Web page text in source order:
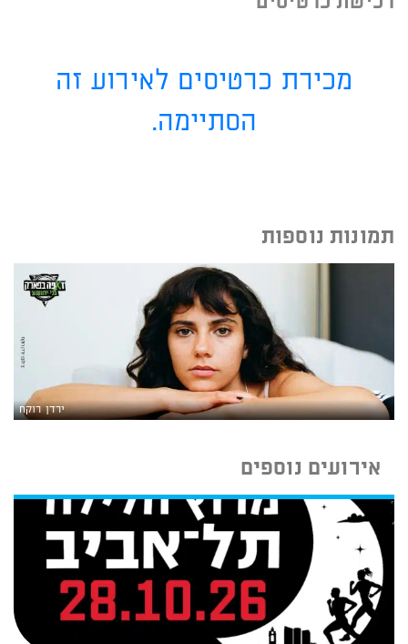
מכירת כרטיסים לאירוע זה
הסתיימה.
תמונות נוספות
ירדן רוקח
אירועים נוספים